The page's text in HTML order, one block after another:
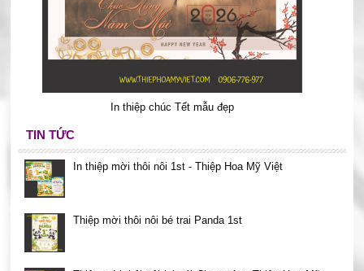
In thiệp chúc Tết mẫu đẹp
TIN TỨC
In thiệp mời thôi nôi 1st - Thiệp Hoa Mỹ Việt
Thiệp mời thôi nôi bé trai Panda 1st